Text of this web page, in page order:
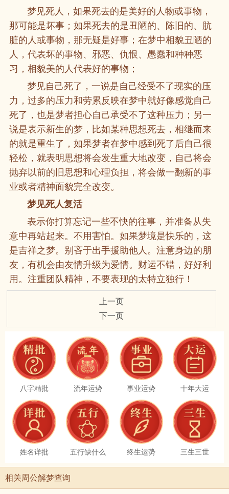
梦见死人，如果死去的是美好的人物或事物，
那可能是坏事；如果死去的是丑陋的、陈旧的、肮
脏的人或事物，那无疑是好事；在梦中相貌丑陋的
人，代表坏的事物、邪恶、仇恨、愚蠢和种种恶
习，相貌美的人代表好的事物；
梦见自己死了，一说是自己经受不了现实的压
力，过多的压力和劳累反映在梦中就好像感觉自己
死了，也是梦者担心自己承受不了这种压力；另一
说是表示新生的梦，比如某种思想死去，相继而来
的就是重生了，如果梦者在梦中感到死了后自己很
轻松，就表明思想将会发生重大地改变，自己将会
抛弃以前的旧思想和心理负担，将会做一翻新的事
业或者精神面貌完全改变。
梦见死人复活
表示你打算忘记一些不快的往事，并准备从失
意中再站起来。不用害怕。如果梦境是快乐的，这
是吉祥之梦。别吝于出手援助他人。注意身边的朋
友，有机会由友情升级为爱情。财运不错，好好利
用。注重团队精神，不要表现的太特立独行！
上一页
下一页
八字精批 流年运势 事业运势 十年大运
姓名详批 五行缺什么 终生运势 三生三世
相关周公解梦查询